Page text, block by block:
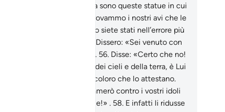
padre e alla sua gente: «Cosa sono queste statue in cui
Risposero: «Trovammo i nostri avi che le
Disse: «Certo siete stati nell’errore più
Dissero: «Sei venuto con
la Verità o stai scherzando?». 56. Disse: «Certo che no!
Il vostro Signore è il Signore dei cieli e della terra, è Lui
che li ha creati e io sono tra coloro che lo attestano.
E [giuro] per Allah che tramerò contro i vostri idoli
non appena volterete le spalle!» . 58. E infatti li ridusse